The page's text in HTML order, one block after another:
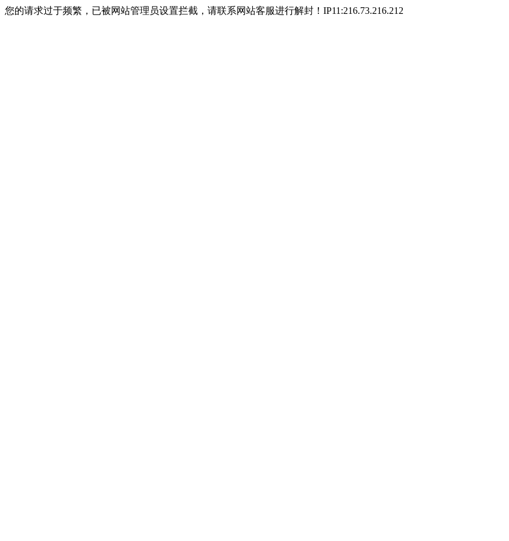
您的请求过于频繁，已被网站管理员设置拦截，请联系网站客服进行解封！IP11:216.73.216.212